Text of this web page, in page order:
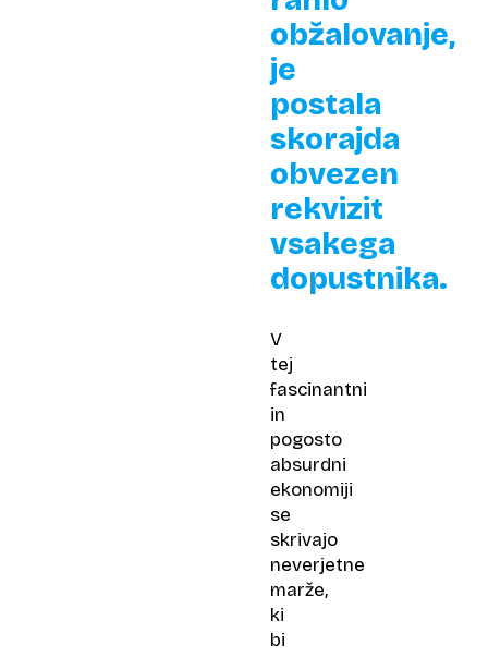
obžalovanje,
je
postala
skorajda
obvezen
rekvizit
vsakega
dopustnika.
V
tej
fascinantni
in
pogosto
absurdni
ekonomiji
se
skrivajo
neverjetne
marže,
ki
bi